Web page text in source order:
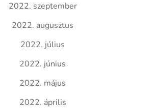
2022. szeptember
2022. augusztus
2022. július
2022. június
2022. május
2022. április